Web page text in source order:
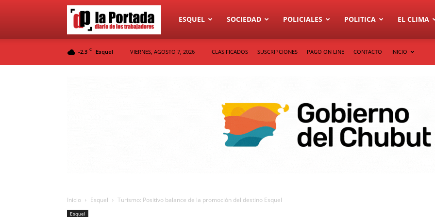
Diario
ESQUEL SOCIEDAD POLICIALES POLITICA EL CLIMA
-2.3 C Esquel VIERNES, AGOSTO 7, 2026 CLASIFICADOS SUSCRIPCIONES PAGO ON LINE CONTACTO INICIO
Inicio Esquel Turismo: Positivo balance de la promoción del destino Esquel
Esquel